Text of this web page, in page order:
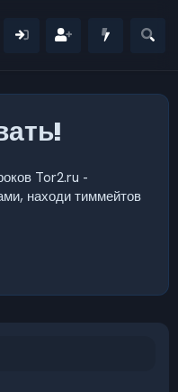
Tor2.ru -
находи тиммейтов